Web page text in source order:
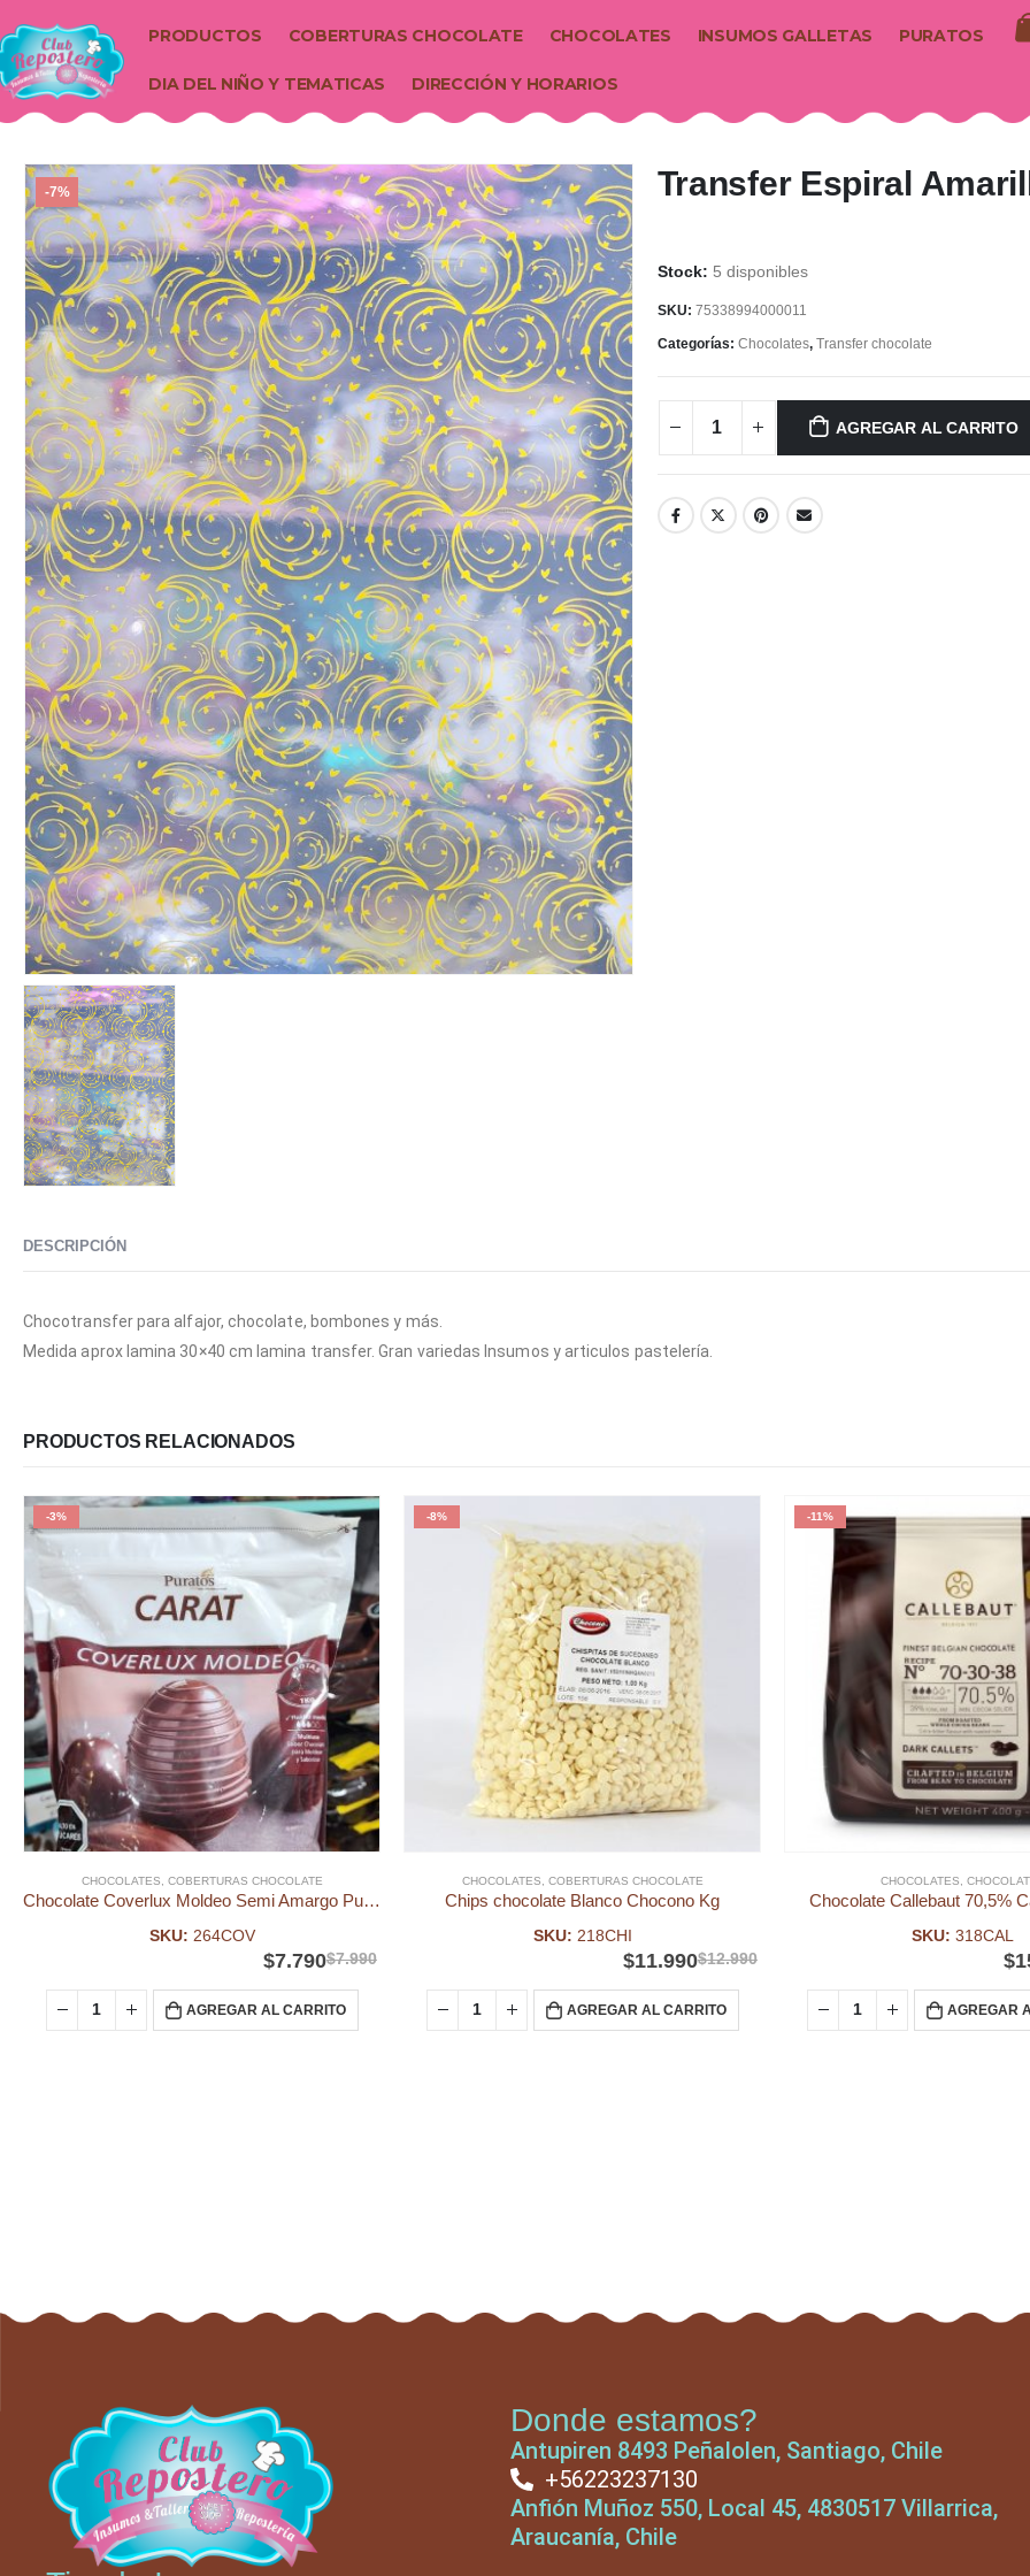
PRODUCTOS COBERTURAS CHOCOLATE CHOCOLATES INSUMOS GALLETAS PURATOS
DIA DEL NIÑO Y TEMATICAS DIRECCIÓN Y HORARIOS
-7% Transfer Espiral
5 disponibles
SKU: 75338994000011
Categorías: Chocolates, Transfer chocolate
AGREGAR AL CARRITO
DESCRIPCIÓN
Chocotransfer para alfajor, chocolate, bombones y más.
Medida aprox lamina 30×40 cm lamina transfer. Gran variedas Insumos y articulos pastelería.
PRODUCTOS RELACIONADOS
-3%
CHOCOLATES, COBERTURAS CHOCOLATE
Chocolate Coverlux Moldeo Semi Amargo Puratos Kg
SKU: 264COV
$7.990
$7.790
AGREGAR AL CARRITO
-8%
CHOCOLATES, COBERTURAS CHOCOLATE
Chips chocolate Blanco Chocono Kg
SKU: 218CHI
$12.990
$11.990
AGREGAR AL CARRITO
-11%
CHOCOLATES,
Chocolate Callebaut 70,5%
SKU: 318CAL
$
AGREGAR
Donde estamos?
Antupiren 8493 Peñalolen, Santiago, Chile
+56223237130
Anfión Muñoz 550, Local 45, 4830517 Villarrica,
Araucanía, Chile